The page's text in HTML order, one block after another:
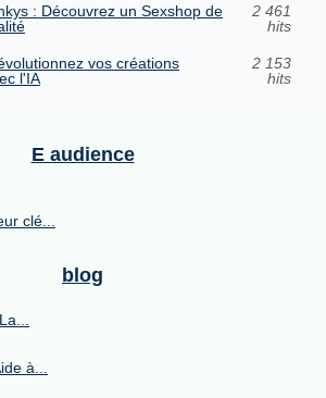
: Découvrez un Sexshop de
2 461
hits
vos créations
l'IA
2 153
hits
E audience
clé...
blog
à...